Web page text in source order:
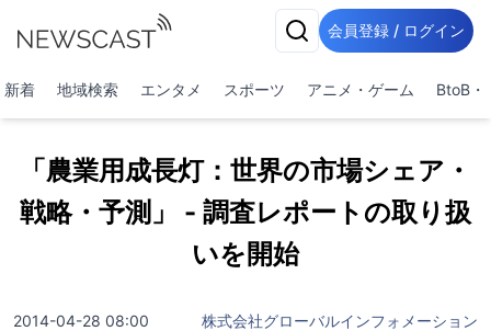
会員登録 / ログイン
新着 地域検索 エンタメ スポーツ アニメ・ゲーム BtoB・
「農業用成長灯：世界の市場シェア・
戦略・予測」 - 調査レポートの取り扱
いを開始
2014-04-28 08:00 株式会社グローバルインフォメーション